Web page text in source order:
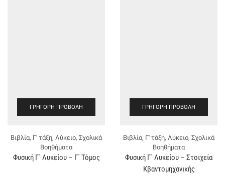
ΓΡΉΓΟΡΗ ΠΡΟΒΟΛΉ
Βιβλία, Γ' τάξη, Λύκειο, Σχολικά
Βοηθήματα
Φυσική Γ΄ Λυκείου – Γ΄ Τόμος
ΓΡΉΓΟΡΗ ΠΡΟΒΟΛΉ
Βιβλία, Γ' τάξη, Λύκειο, Σχολικά
Βοηθήματα
Φυσική Γ΄ Λυκείου – Στοιχεία
Κβαντομηχανικής